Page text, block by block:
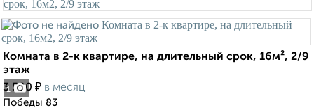
1
Комната в 2-к квартире, на длительный срок, 16м², 2/9
этаж
3 500 ₽ в месяц
Победы 83